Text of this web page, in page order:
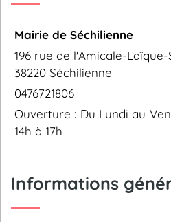
Mairie de Séchilienne
196 rue de l'Amicale-
38220 Séchilienne
0476721806
Ouverture : Du Lundi au
14h à 17h
Informations